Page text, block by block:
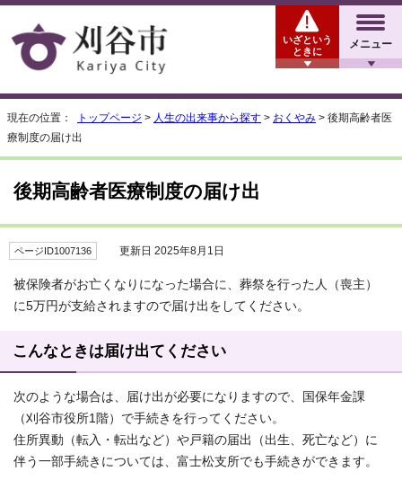
メニュー
いざという
ときに
現在の位置： トップページ > 人生の出来事から探す > おくやみ > 後期高齢者医
療制度の届け出
後期高齢者医療制度の届け出
ページID1007136 更新日 2025年8月1日
被保険者がお亡くなりになった場合に、葬祭を行った人（喪主）
に5万円が支給されますので届け出をしてください。
こんなときは届け出てください
次のような場合は、届け出が必要になりますので、国保年金課
（刈谷市役所1階）で手続きを行ってください。
住所異動（転入・転出など）や戸籍の届出（出生、死亡など）に
伴う一部手続きについては、富士松支所でも手続きができます。